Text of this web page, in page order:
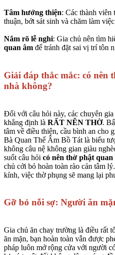
Tâm hướng thiện: Các thành viên
thuận, bớt sát sinh và chăm làm
Nắm rõ lễ nghi: Gia chủ nên tìm
quan âm để tránh đặt sai vị trí tôn
Giải đáp thắc mắc: có nên
nhà không?
Đối với câu hỏi này, các chuyên
khẳng định là RẤT NÊN THỜ.
tâm về điều thiện, cầu bình an cho
Bà Quan Thế Âm Bồ Tát là biểu
không câu nệ không gian giàu
suốt câu hỏi có nên thờ phật
chủ cởi bỏ hoàn toàn rào cản tâm
kính, việc thờ phụng sẽ mang lại
Gỡ bỏ nỗi sợ: Người ăn
Gia chủ ăn chay trường là điều rất
ăn mặn, bạn hoàn toàn vẫn được
pháp luôn mở rộng cửa với người